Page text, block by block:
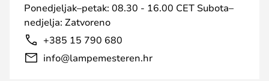
Ponedjeljak–petak: 08.30 - 16.00 CET Subota–
nedjelja: Zatvoreno
+385 15 790 680
info@lampemesteren.hr